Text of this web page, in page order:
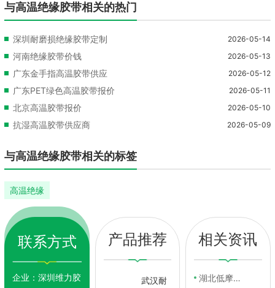
与高温绝缘胶带相关的热门
深圳耐磨损绝缘胶带定制 2026-05-14
河南绝缘胶带价钱 2026-05-13
广东金手指高温胶带供应 2026-05-12
广东PET绿色高温胶带报价 2026-05-11
北京高温胶带报价 2026-05-10
抗湿高温胶带供应商 2026-05-09
与高温绝缘胶带相关的标签
高温绝缘
胶带
联系方式
企业：深圳维力胶
产品推荐
武汉耐
相关资讯
湖北低摩擦高温绝缘胶带